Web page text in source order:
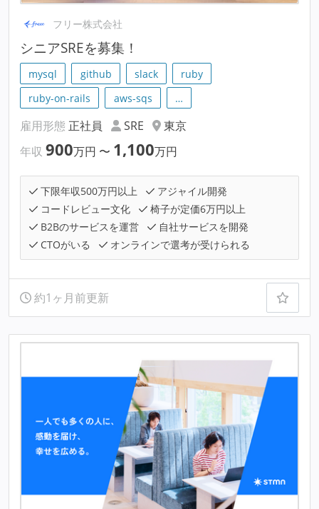
フリー株式会社
シニアSREを募集！
mysql github slack
ruby
ruby-on-rails
aws-sqs …
雇用形態 正社員 SRE
東京
年収 900万円 〜 1,100万円
下限年収500万円以上
アジャイル開発
コードレビュー文化
椅子が定価6万円以上
B2Bのサービスを運営
自社サービスを開発
CTOがいる
オンラインで選考が受けられる
約1ヶ月前更新